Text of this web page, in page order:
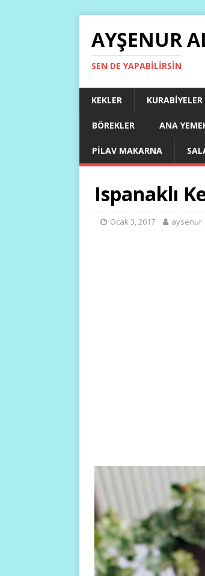
AYŞENUR
SEN DE YAPABILIRSIN
KEKLER KURABIYELER
BÖREKLER ANA
PILAV MAKARNA
Ispanaklı
Ocak 3, 2017 aysenur